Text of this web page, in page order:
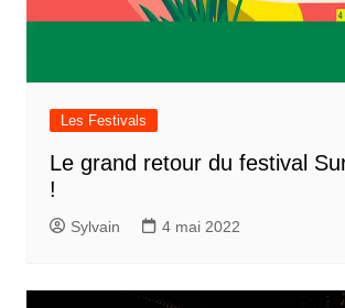
Les Festivals
Le grand retour du festival
!
Sylvain 4 mai 2022